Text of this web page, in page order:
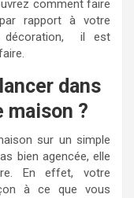
comment faire
rapport à votre
décoration, il est
dans
maison ?
sur un simple
bien agencée, elle
En effet, votre
à ce que vous